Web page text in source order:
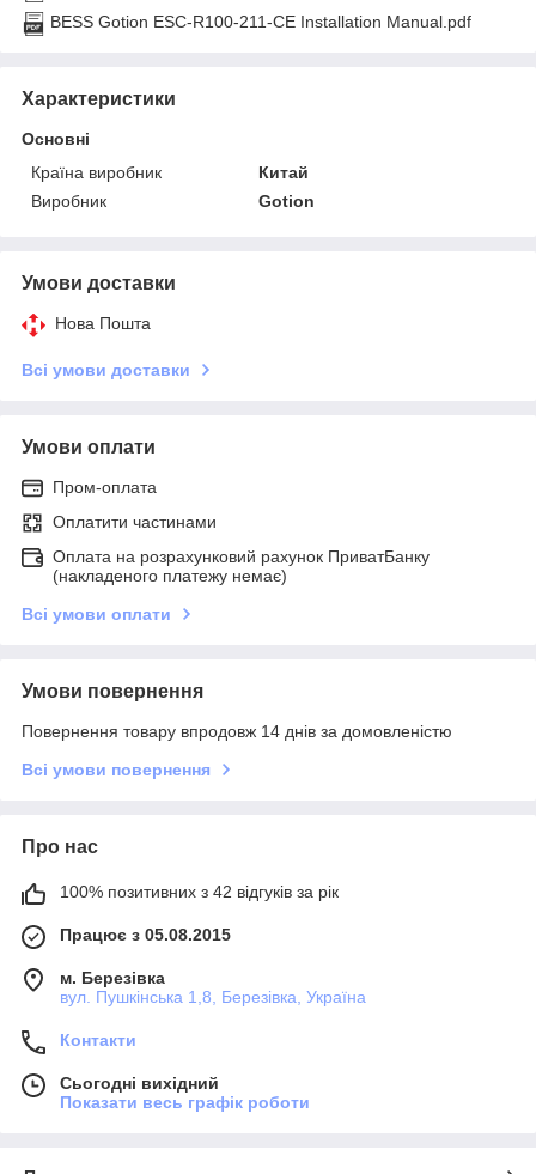
BESS Gotion ESC-R100-211-CE Installation Manual.pdf
Характеристики
Основні
Країна виробник
Китай
Виробник
Gotion
Умови доставки
Нова Пошта
Всі умови доставки
Умови оплати
Пром-оплата
Оплатити частинами
Оплата на розрахунковий рахунок ПриватБанку
(накладеного платежу немає)
Всі умови оплати
Умови повернення
Повернення товару впродовж 14 днів за домовленістю
Всі умови повернення
Про нас
100% позитивних з 42 відгуків за рік
Працює з 05.08.2015
м. Березівка
вул. Пушкінська 1,8, Березівка, Україна
Контакти
Сьогодні вихідний
Показати весь графік роботи